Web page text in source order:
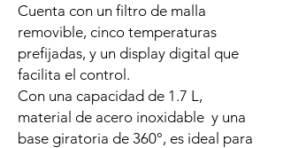
Cuenta con un filtro de malla
removible, cinco temperaturas
prefijadas, y un display digital que
facilita el control.
Con una capacidad de 1.7 L,
material de acero inoxidable y una
base giratoria de 360°, es ideal para